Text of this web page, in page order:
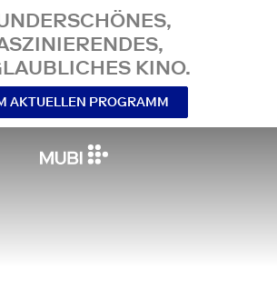
KINO.
AKTUELLEN PROGRAMM